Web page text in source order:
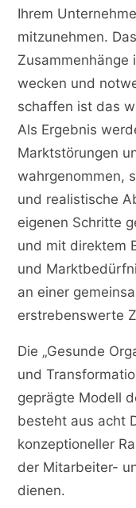
Ihrem
mitzunehmen.
Zusammenhänge
wecken und
schaffen ist das
Als Ergebnis
Marktstörungen
wahrgenommen,
und realistische
eigenen Schritte
und mit direktem
und
an einer
erstrebenswerte
Die „Gesunde
und
geprägte Modell
besteht aus acht
konzeptioneller
der Mitarbeiter-
dienen.